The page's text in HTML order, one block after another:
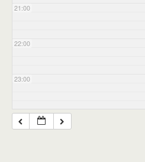
21:00
22:00
23:00